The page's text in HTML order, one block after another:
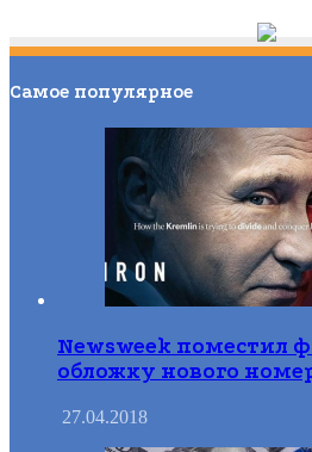
Самое популярное
Newsweek поместил
обложку нового
27.04.2018